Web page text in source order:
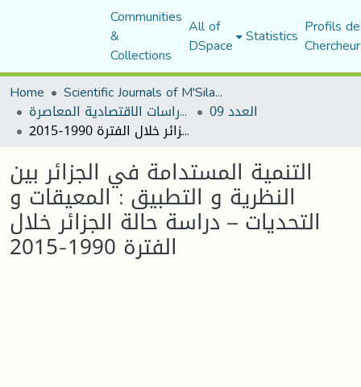
Communities
&
Collections
All of
DSpace Statistics Profils
Home
Scientific Journals of M'Sila University
مجلة الدراسات الاقتصادية المعاصرة العدد 09
التنمية المستدامة في الجزائر بين النظرية و التطبيق : المعيقات و التحديات – دراسة حالة الجزائر خلال الفترة 1990-2015
التنمية المستدامة في الجزائر بين
النظرية و التطبيق : المعيقات و
التحديات – دراسة حالة الجزائر خلال
الفترة 1990-2015